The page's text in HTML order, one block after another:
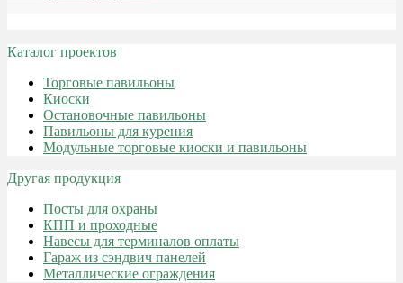
Каталог проектов
Торговые павильоны
Киоски
Остановочные павильоны
Павильоны для курения
Модульные торговые киоски и павильоны
Другая продукция
Посты для охраны
КПП и проходные
Навесы для терминалов оплаты
Гараж из сэндвич панелей
Металлические ограждения